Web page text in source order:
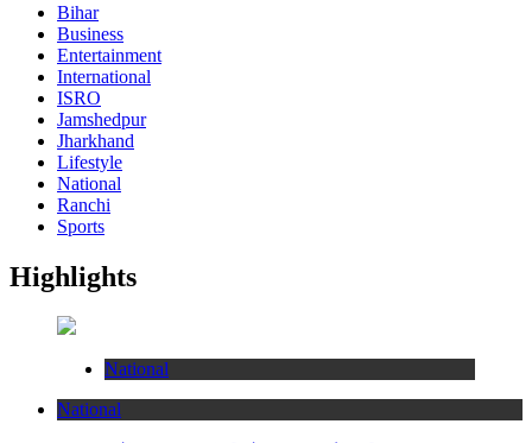
Bihar
Business
Entertainment
International
ISRO
Jamshedpur
Jharkhand
Lifestyle
National
Ranchi
Sports
Highlights
National
National